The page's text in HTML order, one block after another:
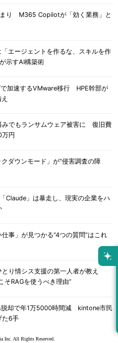
り M365 Copilotが「効く業務」と
エージェントを作るな、スキルを作
示すAI構築術
加速するVMware移行 HPE幹部が
みでもランサムウェア被害に 復旧費
円
ダウンモード」が“侵害調査の障
Claude」は暴走し、現実の企業をハ
仕事」が見つかる“4つの質問”はこれ
とり情シス支援の第一人者が教え
そRAGを使うべき理由”
却で年1万5000時間減 kintone市民
た6手
Inc. All Rights Reserved.